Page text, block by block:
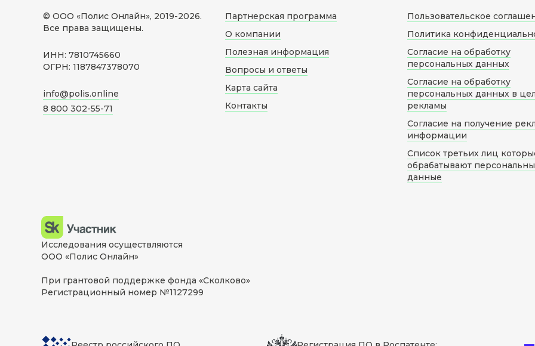
© ООО «Полис Онлайн», 2019-2026.
Все права защищены.
ИНН: 7810745660
ОГРН: 1187847378070
info@polis.online
8 800 302-55-71
Партнерская программа
О компании
Полезная информация
Вопросы и ответы
Карта сайта
Контакты
Пользовательское
Политика
Согласие на обработку
персональных данных
Согласие на обработку
персональных данных в
рекламы
Согласие на получение
информации
Список третьих лиц
обрабатывают
данные
Исследования осуществляются
ООО «Полис Онлайн»
При грантовой поддержке фонда «Сколково»
Регистрационный номер №1127299